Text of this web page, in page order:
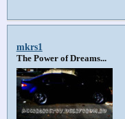
mkrs1
The Power of Dreams...